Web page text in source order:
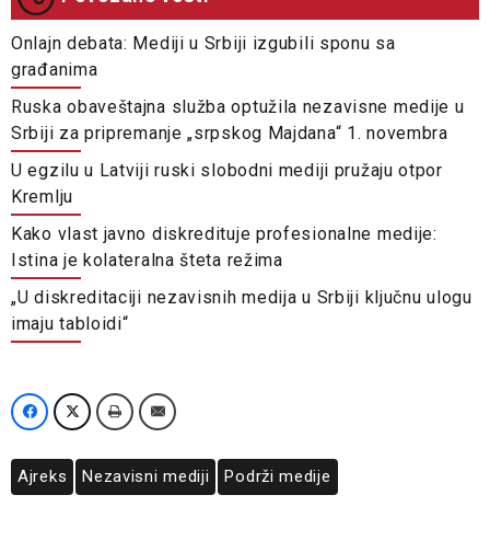
Onlajn debata: Mediji u Srbiji izgubili sponu sa
građanima
Ruska obaveštajna služba optužila nezavisne medije u
Srbiji za pripremanje „srpskog Majdana“ 1. novembra
U egzilu u Latviji ruski slobodni mediji pružaju otpor
Kremlju
Kako vlast javno diskredituje profesionalne medije:
Istina je kolateralna šteta režima
„U diskreditaciji nezavisnih medija u Srbiji ključnu ulogu
imaju tabloidi“
Ajreks Nezavisni mediji Podrži medije